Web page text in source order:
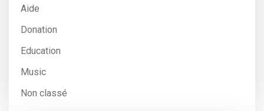
Aide
Donation
Education
Music
Non classé